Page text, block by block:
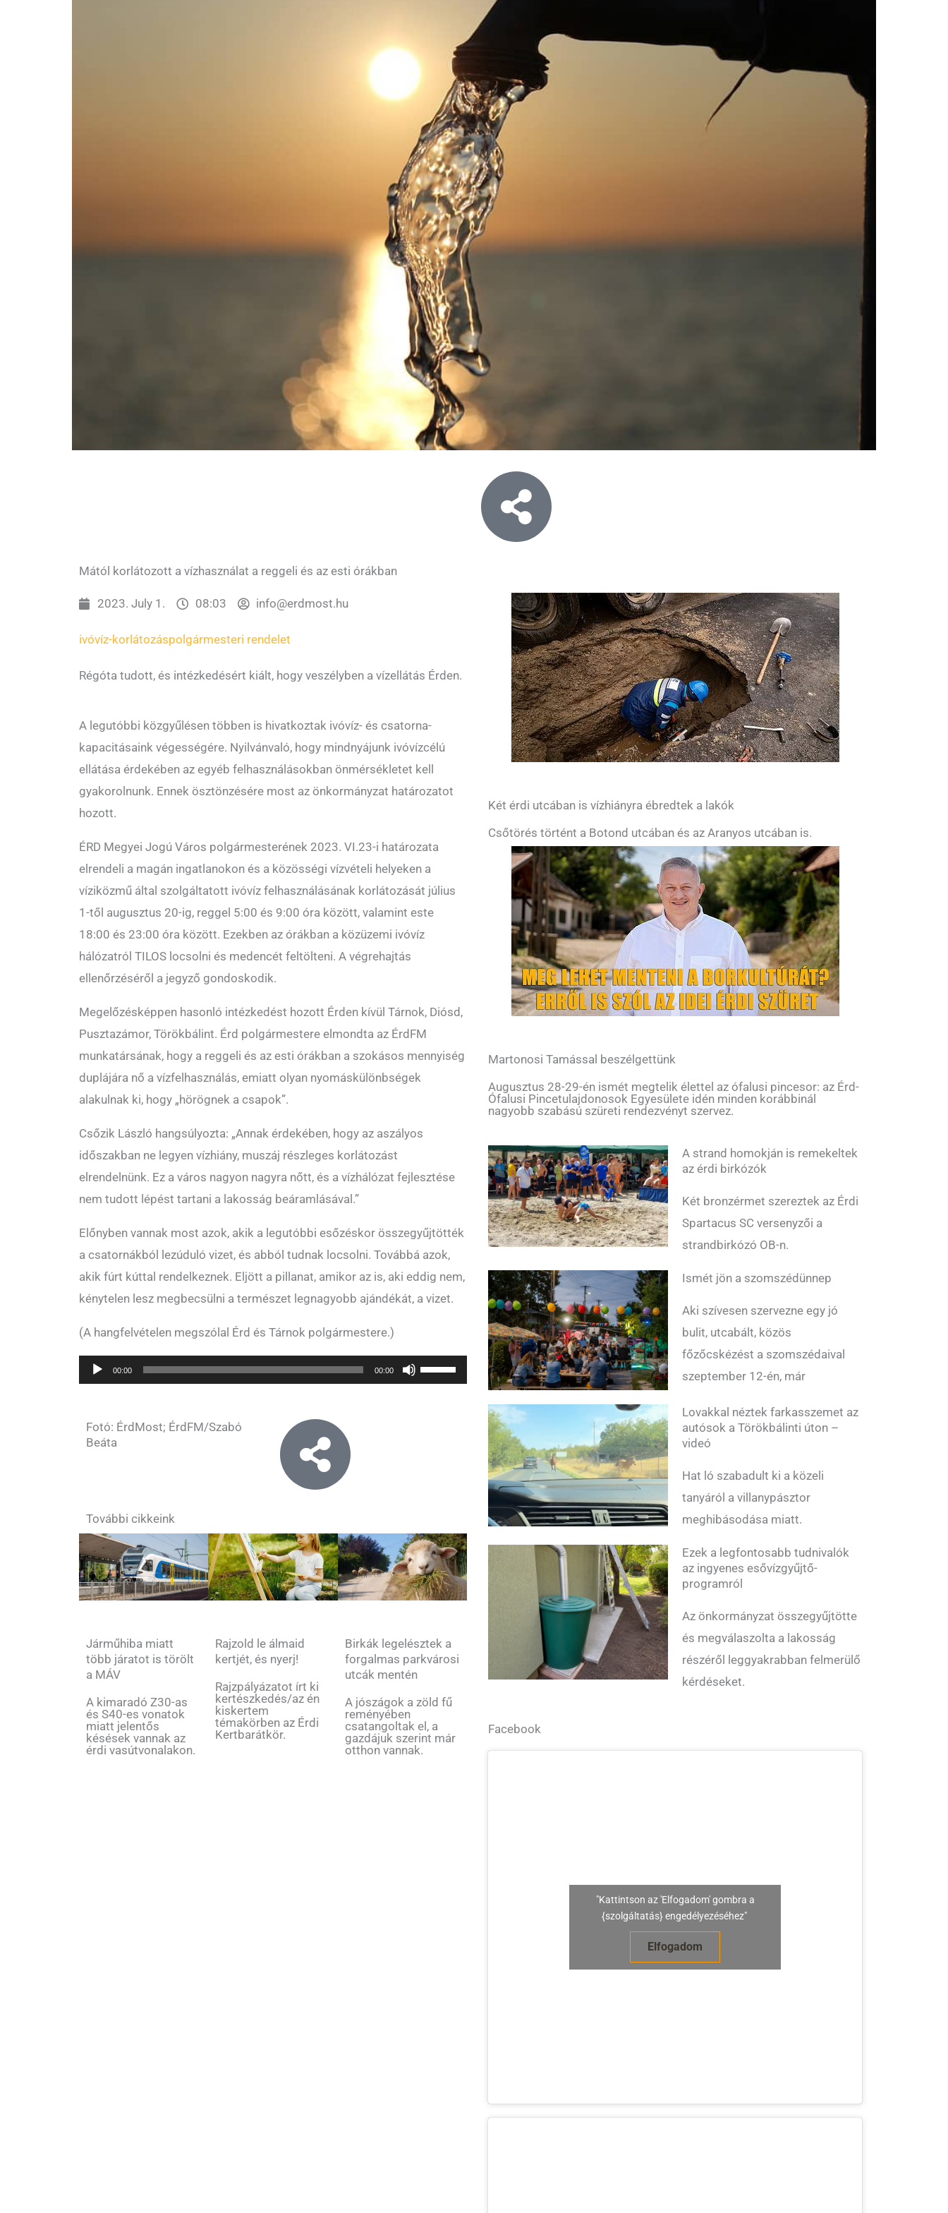
Mától korlátozott a vízhasználat a reggeli és az esti órákban
2023. July 1. 08:03 info@erdmost.hu
ivóvíz-korlátozáspolgármesteri rendelet
Régóta tudott, és intézkedésért kiált, hogy veszélyben a vízellátás Érden.
A legutóbbi közgyűlésen többen is hivatkoztak ivóvíz- és csatorna-
kapacitásaink végességére. Nyilvánvaló, hogy mindnyájunk ivóvízcélú
ellátása érdekében az egyéb felhasználásokban önmérsékletet kell
gyakorolnunk. Ennek ösztönzésére most az önkormányzat határozatot
hozott.
ÉRD Megyei Jogú Város polgármesterének 2023. VI.23-i határozata
elrendeli a magán ingatlanokon és a közösségi vízvételi helyeken a
víziközmű által szolgáltatott ivóvíz felhasználásának korlátozását július
1-től augusztus 20-ig, reggel 5:00 és 9:00 óra között, valamint este
18:00 és 23:00 óra között. Ezekben az órákban a közüzemi ivóvíz
hálózatról TILOS locsolni és medencét feltölteni. A végrehajtás
ellenőrzéséről a jegyző gondoskodik.
Megelőzésképpen hasonló intézkedést hozott Érden kívül Tárnok, Diósd,
Pusztazámor, Törökbálint. Érd polgármestere elmondta az ÉrdFM
munkatársának, hogy a reggeli és az esti órákban a szokásos mennyiség
duplájára nő a vízfelhasználás, emiatt olyan nyomáskülönbségek
alakulnak ki, hogy „hörögnek a csapok”.
Csőzik László hangsúlyozta: „Annak érdekében, hogy az aszályos
időszakban ne legyen vízhiány, muszáj részleges korlátozást
elrendelnünk. Ez a város nagyon nagyra nőtt, és a vízhálózat fejlesztése
nem tudott lépést tartani a lakosság beáramlásával.”
Előnyben vannak most azok, akik a legutóbbi esőzéskor összegyűjtötték
a csatornákból lezúduló vizet, és abból tudnak locsolni. Továbbá azok,
akik fúrt kúttal rendelkeznek. Eljött a pillanat, amikor az is, aki eddig nem,
kénytelen lesz megbecsülni a természet legnagyobb ajándékát, a vizet.
(A hangfelvételen megszólal Érd és Tárnok polgármestere.)
Audio
Player
00:00 00:00
Use
Up/Down
volume.
Fotó: ÉrdMost; ÉrdFM/Szabó
Beáta
További cikkeink
Járműhiba miatt
több járatot is törölt
a MÁV
A kimaradó Z30-as
és S40-es vonatok
miatt jelentős
késések vannak az
érdi vasútvonalakon.
Rajzold le álmaid
kertjét, és nyerj!
Rajzpályázatot írt ki
kertészkedés/az én
kiskertem
témakörben az Érdi
Kertbarátkör.
Birkák legelésztek a
forgalmas parkvárosi
utcák mentén
A jószágok a zöld fű
reményében
csatangoltak el, a
gazdájuk szerint már
otthon vannak.
Két érdi utcában is vízhiányra ébredtek a lakók
Csőtörés történt a Botond utcában és az Aranyos utcában is.
Martonosi Tamással beszélgettünk
Augusztus 28-29-én ismét megtelik élettel az ófalusi pincesor: az Érd-
Ófalusi Pincetulajdonosok Egyesülete idén minden korábbinál
nagyobb szabású szüreti rendezvényt szervez.
A strand homokján is remekeltek
az érdi birkózók
Két bronzérmet szereztek az Érdi
Spartacus SC versenyzői a
strandbirkózó OB-n.
Ismét jön a szomszédünnep
Aki szívesen szervezne egy jó
bulit, utcabált, közös
főzőcskézést a szomszédaival
szeptember 12-én, már
Lovakkal néztek farkasszemet az
autósok a Törökbálinti úton –
videó
Hat ló szabadult ki a közeli
tanyáról a villanypásztor
meghibásodása miatt.
Ezek a legfontosabb tudnivalók
az ingyenes esővízgyűjtő-
programról
Az önkormányzat összegyűjtötte
és megválaszolta a lakosság
részéről leggyakrabban felmerülő
kérdéseket.
Facebook
"Kattintson az 'Elfogadom' gombra a
{szolgáltatás} engedélyezéséhez"
Elfogadom